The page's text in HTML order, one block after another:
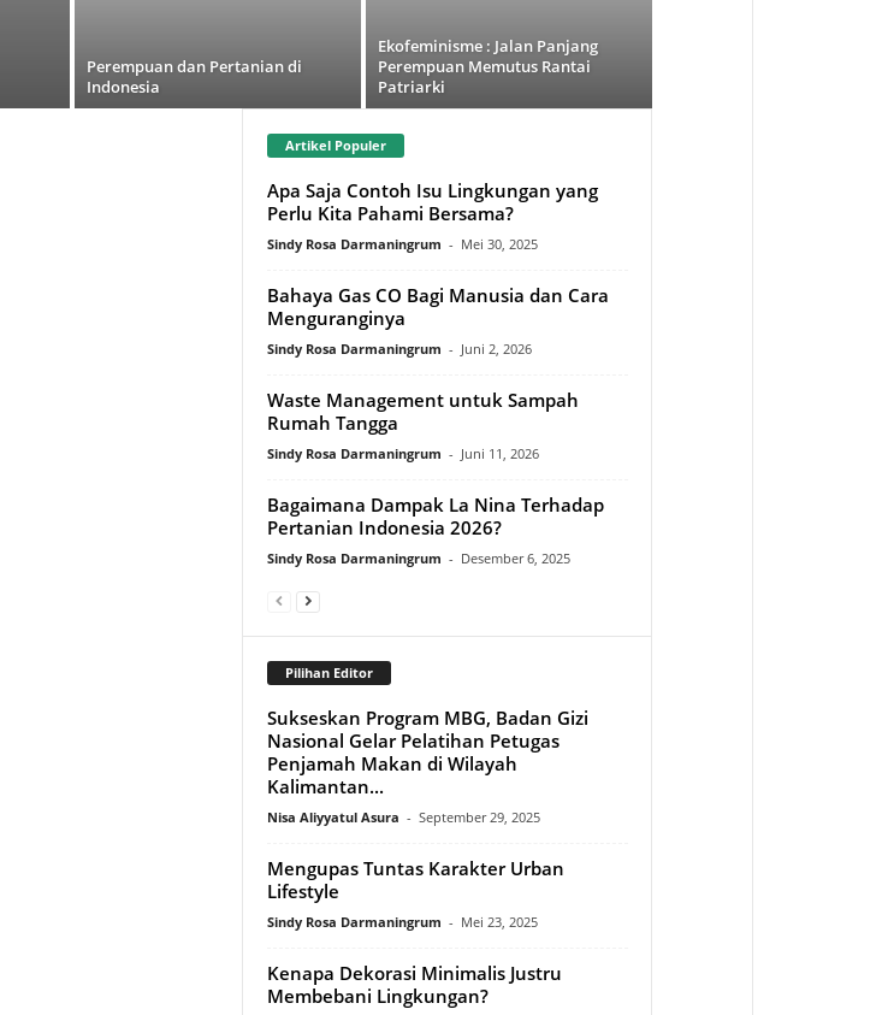
Perempuan dan Pertanian di
Indonesia
Ekofeminisme : Jalan Panjang
Perempuan Memutus Rantai
Patriarki
Artikel Populer
Apa Saja Contoh Isu Lingkungan yang
Perlu Kita Pahami Bersama?
Sindy Rosa Darmaningrum - Mei 30, 2025
Bahaya Gas CO Bagi Manusia dan Cara
Menguranginya
Sindy Rosa Darmaningrum - Juni 2, 2026
Waste Management untuk Sampah
Rumah Tangga
Sindy Rosa Darmaningrum - Juni 11, 2026
Bagaimana Dampak La Nina Terhadap
Pertanian Indonesia 2026?
Sindy Rosa Darmaningrum - Desember 6, 2025
Pilihan Editor
Sukseskan Program MBG, Badan Gizi
Nasional Gelar Pelatihan Petugas
Penjamah Makan di Wilayah
Kalimantan...
Nisa Aliyyatul Asura - September 29, 2025
Mengupas Tuntas Karakter Urban
Lifestyle
Sindy Rosa Darmaningrum - Mei 23, 2025
Kenapa Dekorasi Minimalis Justru
Membebani Lingkungan?